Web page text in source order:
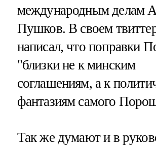
международным делам
Пушков. В своем
написал, что поправки
"близки не к минским
соглашениям, а к
фантазиям самого
Так же думают и в